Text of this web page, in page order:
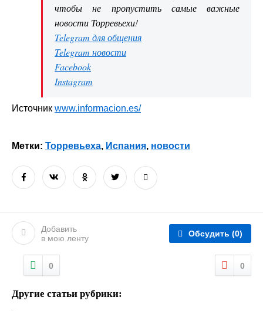
чтобы не пропустить самые важные
новости Торревьехи!
Telegram для общения
Telegram новости
Facebook
Instagram
Источник www.informacion.es/
Метки: Торревьеха, Испания, новости
Добавить
в мою ленту
Обсудить (0)
0 0
Другие статьи рубрики: